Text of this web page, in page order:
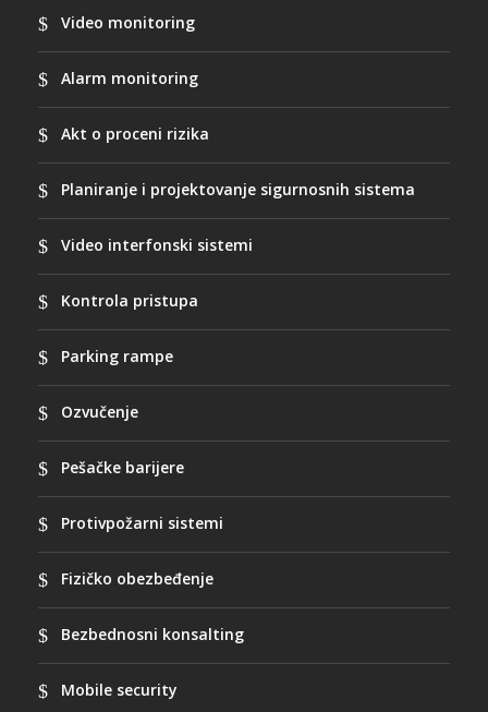
Video monitoring
Alarm monitoring
Akt o proceni rizika
Planiranje i projektovanje sigurnosnih sistema
Video interfonski sistemi
Kontrola pristupa
Parking rampe
Ozvučenje
Pešačke barijere
Protivpožarni sistemi
Fizičko obezbeđenje
Bezbednosni konsalting
Mobile security